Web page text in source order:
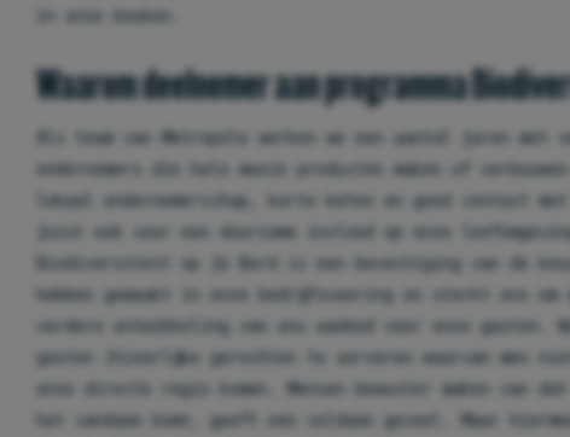
in onze keuken.
Waarom deelnemer aan programma
Als team van Metropole werken we een aantal jaren met
ondernemers die hele mooie producten maken of
lokaal ondernemerschap, korte keten en goed contact
juist ook voor een duurzame invloed op onze
Biodiversiteit op je Bord is een bevestiging van de
hebben gemaakt in onze bedrijfsvoering en sterkt ons
verdere ontwikkeling van ons aanbod voor onze gasten.
gasten (h)eerlijke gerechten te serveren waarvan men
onze directe regio komen. Mensen bewuster maken van
het vandaan komt, geeft een voldaan gevoel. Maar